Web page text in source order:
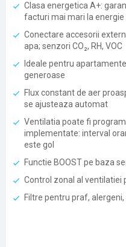
Clasa energetica A+:
facturi mai mari la energie
Conectare accesorii
apa; senzori CO₂, RH, VOC
Ideale pentru
generoase
Flux constant de aer
se ajusteaza automat
Ventilatia poate fi
implementate: interval
este gol
Functie BOOST pe baza
Control zonal al ventilatiei
Filtre pentru praf, alergeni,